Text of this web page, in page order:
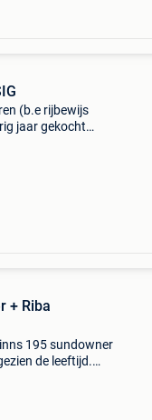
(b.e rijbewijs
jaar gekocht
+ Riba
195 sundowner
de leeftijd.